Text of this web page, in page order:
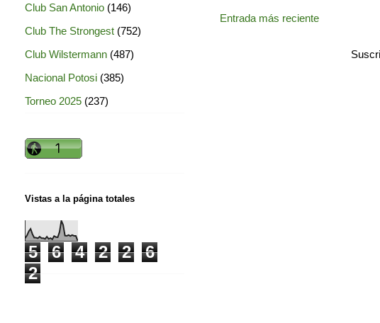
Entrada más reciente
Club San Antonio (146)
Club The Strongest (752)
Club Wilstermann (487)
Nacional Potosi (385)
Torneo 2025 (237)
Vistas a la página totales
5 6 4 2 2
6
2